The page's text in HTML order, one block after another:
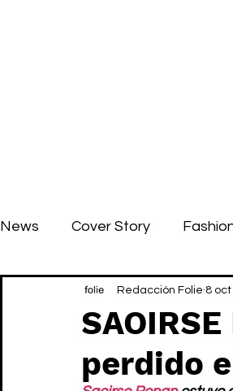
News Cover Story
perdido
Redacción Folie 8